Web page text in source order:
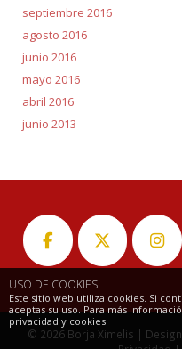
USO DE COOKIES
Este sitio web utiliza cookies. Si
aceptas su uso. Para más
privacidad y cookies.
septiembre 2016
agosto 2016
junio 2016
mayo 2016
abril 2016
junio 2013
© 2026 Borja Ximelis |